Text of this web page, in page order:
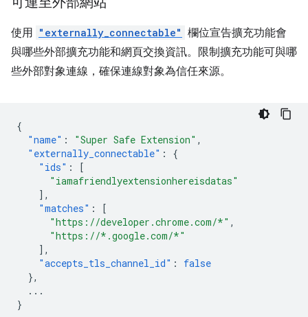
使用 "externally_connectable" 欄位宣告擴充功能會
與哪些外部擴充功能和網頁交換資訊。限制擴充功能可與哪
些外部對象連線，確保連線對象為信任來源。
{
"name" : "Super Safe Extension" ,
"externally_connectable" :
{
"ids" :
[
"iamafriendlyextensionhereisdatas"
],
"matches" :
[
"https://developer.chrome.com/*" ,
"https://*.google.com/*"
],
"accepts_tls_channel_id" :
false
},
...
}